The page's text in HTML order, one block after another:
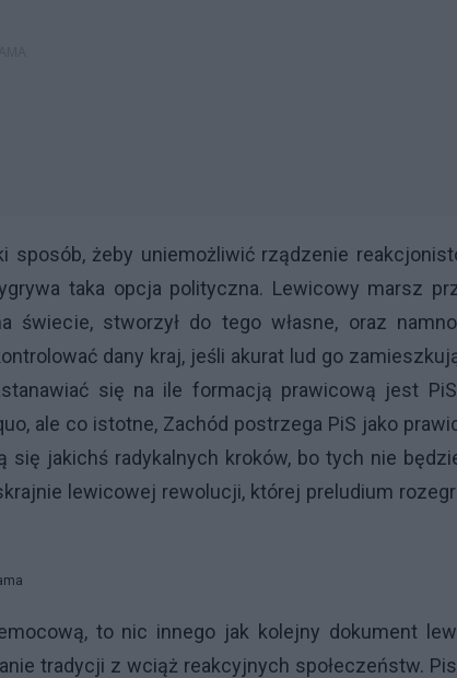
sposób, żeby uniemożliwić rządzenie
taka opcja polityczna. Lewicowy marsz
stworzył do tego własne, oraz
dany kraj, jeśli akurat lud go
się na ile formacją prawicową jest
ale co istotne, Zachód postrzega PiS jako
jakichś radykalnych kroków, bo tych nie
lewicowej rewolucji, której preludium
to nic innego jak kolejny dokument
tradycji z wciąż reakcyjnych społeczeństw.